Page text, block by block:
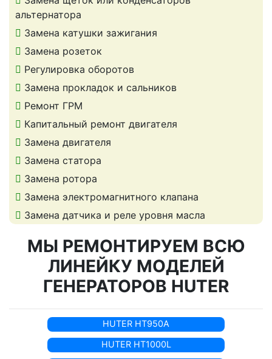
альтернатора
Замена катушки зажигания
Замена розеток
Регулировка оборотов
Замена прокладок и сальников
Ремонт ГРМ
Капитальный ремонт двигателя
Замена двигателя
Замена статора
Замена ротора
Замена электромагнитного клапана
Замена датчика и реле уровня масла
МЫ РЕМОНТИРУЕМ ВСЮ
ЛИНЕЙКУ МОДЕЛЕЙ
ГЕНЕРАТОРОВ HUTER
HUTER HT950A
HUTER HT1000L